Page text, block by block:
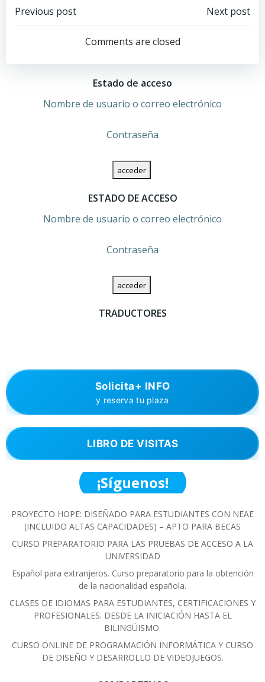
Navegación
las
entradas
Previous post
Navegación
por
las
entradas
Next post
Comments are closed
Estado de acceso
Nombre de usuario o correo electrónico
Contraseña
ESTADO DE ACCESO
Nombre de usuario o correo electrónico
Contraseña
TRADUCTORES
Solicita+ INFO
y reserva tu plaza
LIBRO DE VISITAS
¡Síguenos!
PROYECTO HOPE: DISEÑADO PARA ESTUDIANTES CON NEAE
(INCLUIDO ALTAS CAPACIDADES) – APTO PARA BECAS
CURSO PREPARATORIO PARA LAS PRUEBAS DE ACCESO A LA
UNIVERSIDAD
Español para extranjeros. Curso preparatorio para la obtención
de la nacionalidad española.
CLASES DE IDIOMAS PARA ESTUDIANTES, CERTIFICACIONES Y
PROFESIONALES. DESDE LA INICIACIÓN HASTA EL
BILINGÜISMO.
CURSO ONLINE DE PROGRAMACIÓN INFORMÁTICA Y CURSO
DE DISEÑO Y DESARROLLO DE VIDEOJUEGOS.